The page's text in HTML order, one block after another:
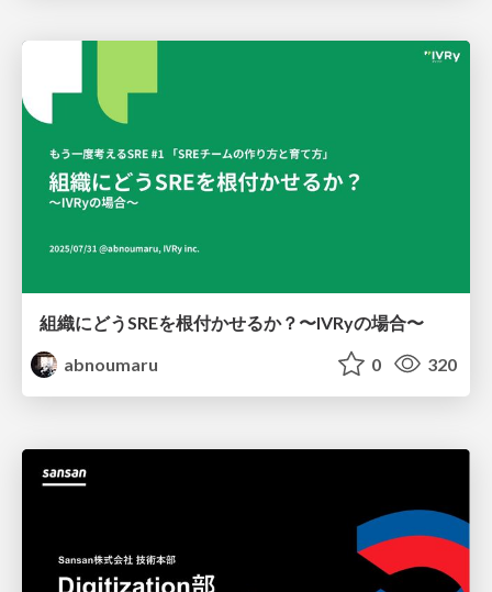
組織にどうSREを根付かせるか？〜IVRyの場合〜
abnoumaru
0 320